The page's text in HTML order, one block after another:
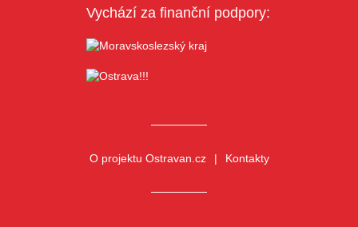
Vychází za finanční podpory:
O projektu Ostravan.cz Kontakty